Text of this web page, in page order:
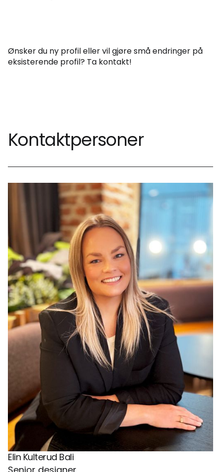
Ønsker du ny profil eller vil gjøre små endringer på
eksisterende profil? Ta kontakt!
Kontaktpersoner
Elin Kulterud Bali